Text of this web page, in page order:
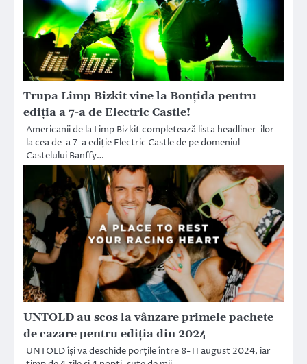
Trupa Limp Bizkit vine la Bonţida pentru
ediţia a 7-a de Electric Castle!
Americanii de la Limp Bizkit completează lista headliner-ilor
la cea de-a 7-a ediție Electric Castle de pe domeniul
Castelului Banffy…
UNTOLD au scos la vânzare primele pachete
de cazare pentru ediția din 2024
UNTOLD își va deschide porțile între 8-11 august 2024, iar